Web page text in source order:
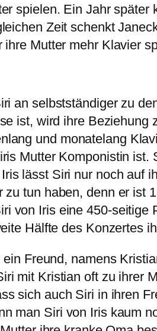
spielen. Ein Jahr
Zeit schenkt
Mutter mehr Klavier
an selbstständiger zu
ist, wird ihre
und monatelang
Mutter Komponistin ist.
lässt Siri nur noch auf
zu tun haben, denn er ist
von Iris eine 450-seitige
Hälfte des Konzertes
Freund, namens
mit Kristian oft zu ihrer
sich auch Siri in ihren
man Siri von Iris kaum